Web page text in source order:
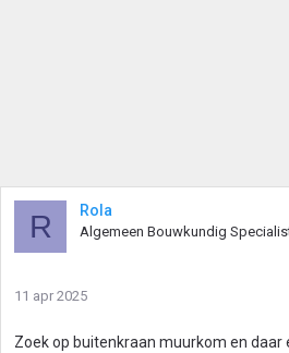
R Rola
Algemeen Bouwkundig
11 apr 2025
Zoek op buitenkraan muurkom en daar